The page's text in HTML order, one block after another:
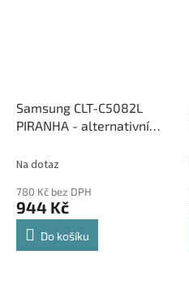
Samsung CLT-C5082L
PIRANHA - alternativní
Na dotaz
780 Kč bez DPH
944 Kč
Do košíku